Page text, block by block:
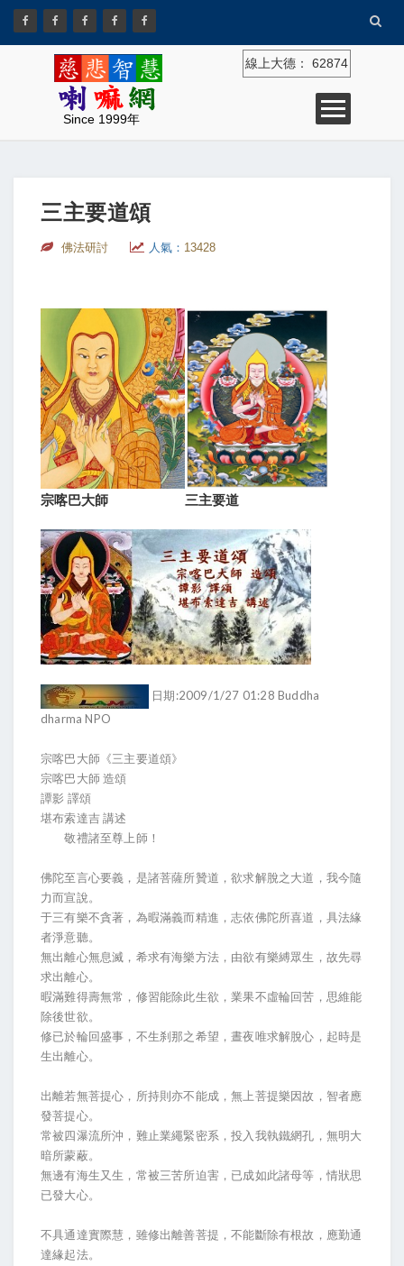
Since 1999年
線上大德： 62874
三主要道頌
佛法研討 人氣： 13428
宗喀巴大師 三主要道
日期:2009/1/27 01:28 Buddha
dharma NPO
宗喀巴大師《三主要道頌》
宗喀巴大師 造頌
譚影 譯頌
堪布索達吉 講述
敬禮諸至尊上師！
佛陀至言心要義，是諸菩薩所贊道，欲求解脫之大道，我今隨
力而宣說。
于三有樂不貪著，為暇滿義而精進，志依佛陀所喜道，具法緣
者淨意聽。
無出離心無息滅，希求有海樂方法，由欲有樂縛眾生，故先尋
求出離心。
暇滿難得壽無常，修習能除此生欲，業果不虛輪回苦，思維能
除後世欲。
修已於輪回盛事，不生刹那之希望，晝夜唯求解脫心，起時是
生出離心。
出離若無菩提心，所持則亦不能成，無上菩提樂因故，智者應
發菩提心。
常被四瀑流所沖，難止業繩緊密系，投入我執鐵網孔，無明大
暗所蒙蔽。
無邊有海生又生，常被三苦所迫害，已成如此諸母等，情狀思
已發大心。
不具通達實際慧，雖修出離善菩提，不能斷除有根故，應勤通
達緣起法。